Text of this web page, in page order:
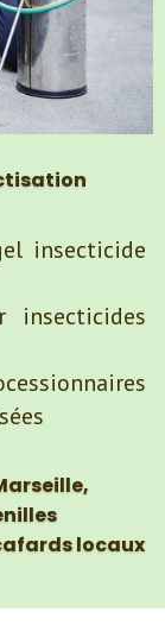
insecticide
locaux